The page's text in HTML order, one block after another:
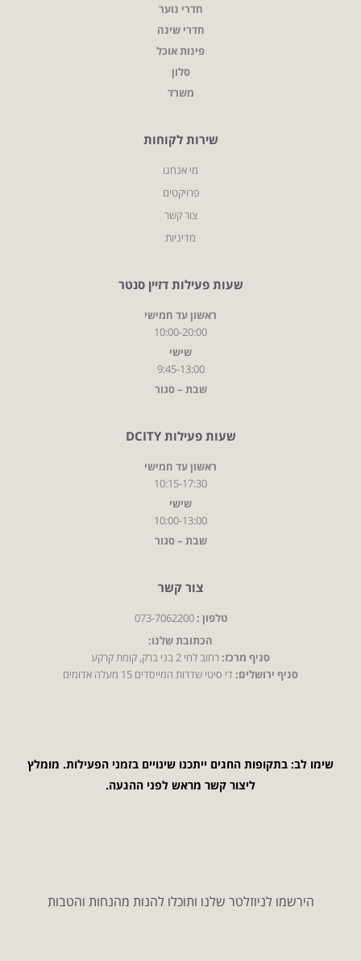
חדרי נוער
חדרי שינה
פינות אוכל
סלון
משרד
שירות לקוחות
מי אנחנו
פרויקטים
צור קשר
מדיניות
שעות פעילות דזיין סנטר
ראשון עד חמישי
10:00-20:00
שישי
9:45-13:00
שבת – סגור
שעות פעילות DCITY
ראשון עד חמישי
10:15-17:30
שישי
10:00-13:00
שבת – סגור
צור קשר
טלפון : 073-7062200
הכתובת שלנו:
סניף מרכז:רחוב לחי 2 בני ברק, קומת קרקע
סניף ירושלים:די סיטי שדרות המייסדים 15 מעלה אדומים
שימו לב: בתקופות החגים ייתכנו שינויים בזמני הפעילות. מומלץ
ליצור קשר מראש לפני ההגעה.
הירשמו לניוזלטר שלנו ותוכלו להנות מהנחות והטבות